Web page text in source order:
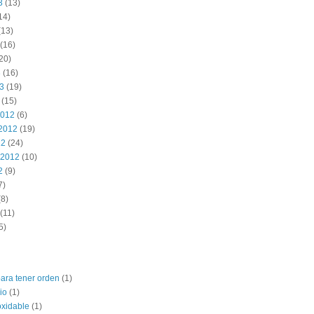
(13)
(16)
(19)
(15)
(6)
(19)
(24)
(10)
(9)
tener orden (1)
(1)
(1)